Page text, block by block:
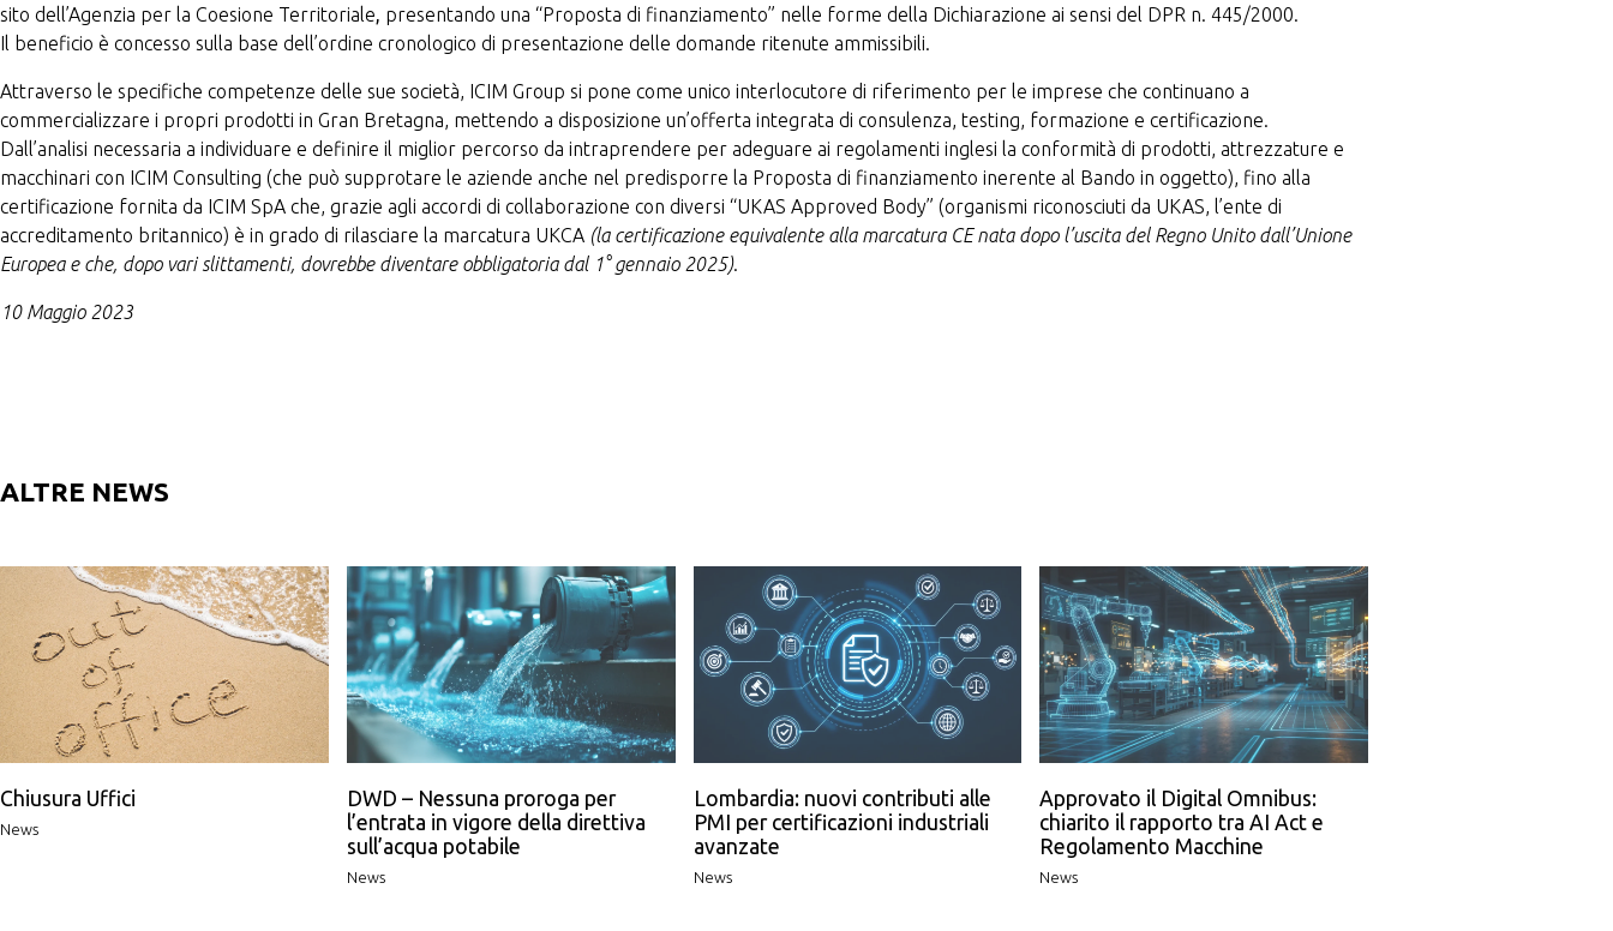
sito dell’Agenzia per la Coesione Territoriale, presentando una “Proposta di finanziamento” nelle forme della Dichiarazione ai sensi del DPR n. 445/2000.
Il beneficio è concesso sulla base dell’ordine cronologico di presentazione delle domande ritenute ammissibili.
Attraverso le specifiche competenze delle sue società, ICIM Group si pone come unico interlocutore di riferimento per le imprese che continuano a
commercializzare i propri prodotti in Gran Bretagna, mettendo a disposizione un’offerta integrata di consulenza, testing, formazione e certificazione.
Dall’analisi necessaria a individuare e definire il miglior percorso da intraprendere per adeguare ai regolamenti inglesi la conformità di prodotti, attrezzature e
macchinari con ICIM Consulting (che può supprotare le aziende anche nel predisporre la Proposta di finanziamento inerente al Bando in oggetto), fino alla
certificazione fornita da ICIM SpA che, grazie agli accordi di collaborazione con diversi “UKAS Approved Body” (organismi riconosciuti da UKAS, l’ente di
accreditamento britannico) è in grado di rilasciare la marcatura UKCA (la certificazione equivalente alla marcatura CE nata dopo l’uscita del Regno Unito dall’Unione
Europea e che, dopo vari slittamenti, dovrebbe diventare obbligatoria dal 1° gennaio 2025).
10 Maggio2023
ALTRE NEWS
Chiusura Uffici
News
DWD – Nessuna proroga per
l’entrata in vigore della direttiva
sull’acqua potabile
News
Lombardia: nuovi contributi alle
PMI per certificazioni industriali
avanzate
News
Approvato il Digital Omnibus:
chiarito il rapporto tra AI Act e
Regolamento Macchine
News